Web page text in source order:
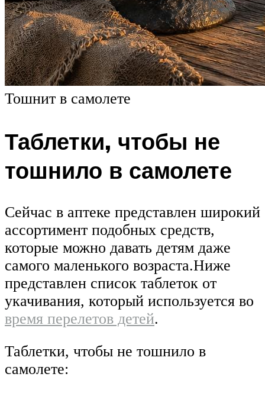
Тошнит в самолете
Таблетки, чтобы не
тошнило в самолете
Сейчас в аптеке представлен широкий
ассортимент подобных средств,
которые можно давать детям даже
самого маленького возраста.Ниже
представлен список таблеток от
укачивания, который используется во
время перелетов детей.
Таблетки, чтобы не тошнило в
самолете: